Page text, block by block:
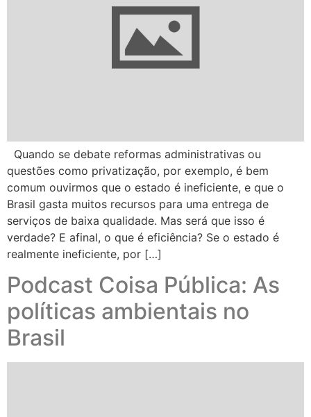
Quando se debate reformas administrativas ou
questões como privatização, por exemplo, é bem
comum ouvirmos que o estado é ineficiente, e que o
Brasil gasta muitos recursos para uma entrega de
serviços de baixa qualidade. Mas será que isso é
verdade? E afinal, o que é eficiência? Se o estado é
realmente ineficiente, por […]
Podcast Coisa Pública: As
políticas ambientais no
Brasil